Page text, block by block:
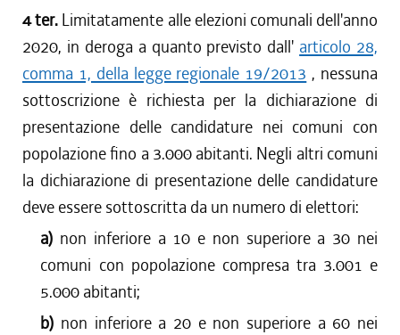
4 ter. Limitatamente alle elezioni comunali dell'anno
2020, in deroga a quanto previsto dall' articolo 28,
comma 1, della legge regionale 19/2013 , nessuna
sottoscrizione è richiesta per la dichiarazione di
presentazione delle candidature nei comuni con
popolazione fino a 3.000 abitanti. Negli altri comuni
la dichiarazione di presentazione delle candidature
deve essere sottoscritta da un numero di elettori:
a) non inferiore a 10 e non superiore a 30 nei
comuni con popolazione compresa tra 3.001 e
5.000 abitanti;
b) non inferiore a 20 e non superiore a 60 nei